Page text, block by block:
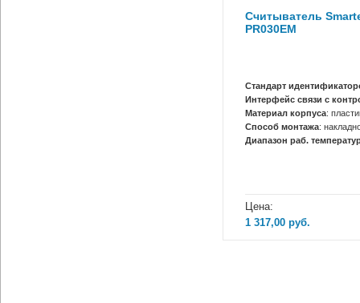
Считыватель
PR030EM
Стандарт
Интерфейс связи с
Материал корпуса:
Способ монтажа:
Диапазон раб.
Цена:
1 317,00 руб.